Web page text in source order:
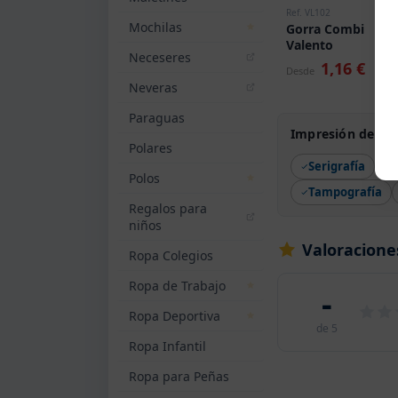
Mochilas
Neceseres
Neveras
Paraguas
Polares
Polos
Regalos para
niños
Ropa Colegios
Ropa de Trabajo
Ropa Deportiva
Ropa Infantil
Ropa para Peñas
Ref. VL102
Gorra Combi
Valento
Desde 1,16 €
Impresión de
Serigrafía
Tampografía
-
de 5